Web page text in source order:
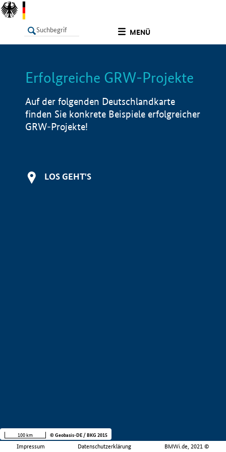
MENÜ
LISTE Info
Erfolgreiche GRW-Projekte
Auf der folgenden Deutschlandkarte
finden Sie konkrete Beispiele erfolgreicher
GRW-Projekte!
LOS GEHT'S
Impressum Datenschutzerklärung BMWi.de, 2021 ©
100 km © Geobasis-DE / BKG 2015